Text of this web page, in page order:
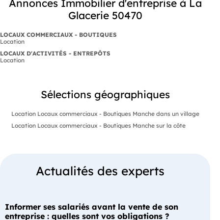
Annonces Immobilier d'entreprise à La
Glacerie 50470
LOCAUX COMMERCIAUX - BOUTIQUES
Location
LOCAUX D'ACTIVITÉS - ENTREPÔTS
Location
Sélections géographiques
Location Locaux commerciaux - Boutiques Manche dans un village
Location Locaux commerciaux - Boutiques Manche sur la côte
Actualités des experts
Informer ses salariés avant la vente de son
entreprise : quelles sont vos obligations ?